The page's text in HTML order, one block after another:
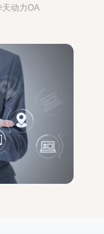
制造等组织降低合同
天动力OA